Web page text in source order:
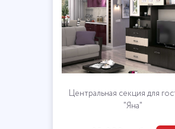
Центральная секция для
"Яна"